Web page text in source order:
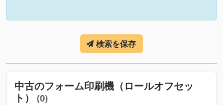
検索を保存
中古のフォーム印刷機（ロールオフセッ
ト） (0)